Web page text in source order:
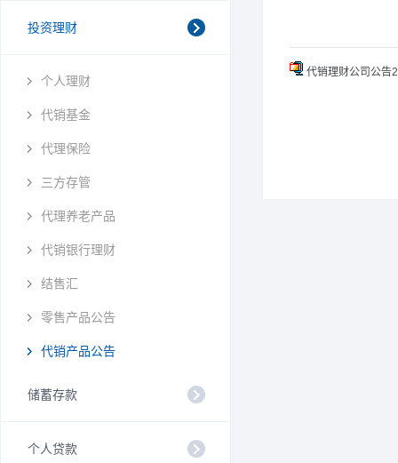
投资理财
个人理财
代销基金
代理保险
三方存管
代理养老产品
代销银行理财
结售汇
零售产品公告
代销产品公告
储蓄存款
个人贷款
代销理财公司公告